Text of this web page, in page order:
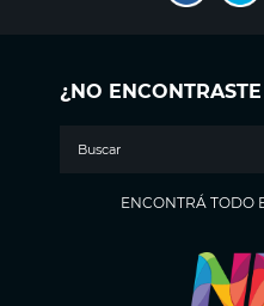
¿NO
ENCONTRÁ TODO